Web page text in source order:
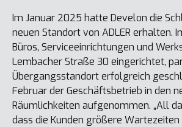
Im Januar 2025 hatte Develon die
neuen Standort von ADLER erhalten.
Büros, Serviceeinrichtungen und
Lembacher Straße 30 eingerichtet,
Übergangsstandort erfolgreich
Februar der Geschäftsbetrieb in den
Räumlichkeiten aufgenommen. „All
dass die Kunden größere Wartezeiten